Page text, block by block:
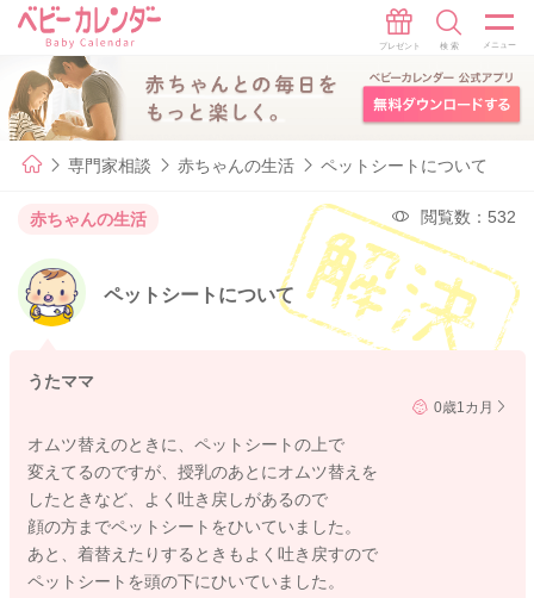
専門家相談 赤ちゃんの生活 ペットシートについて
赤ちゃんの生活 閲覧数：532
ペットシートについて
うたママ
0歳1カ月
オムツ替えのときに、ペットシートの上で
変えてるのですが、授乳のあとにオムツ替えを
したときなど、よく吐き戻しがあるので
顔の方までペットシートをひいていました。
あと、着替えたりするときもよく吐き戻すので
ペットシートを頭の下にひいていました。